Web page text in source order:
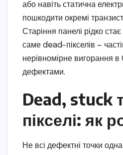
або навіть статична
пошкодити окремі
Старіння панелі рідко
саме dead-пікселів —
нерівномірне вигорання в
дефектами.
Dead, stuck
пікселі: як
Не всі дефектні точки